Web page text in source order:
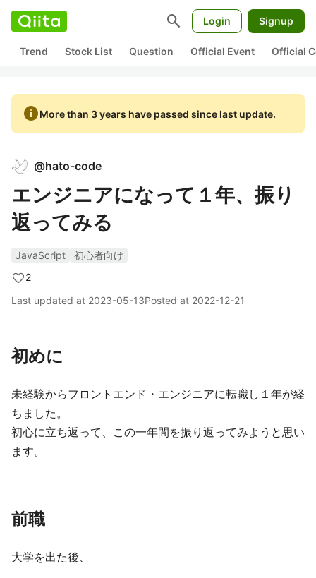
search Login Signup
Trend Stock List Question Official Event Official
infoMore than 3 years have passed since last update.
@hato-code
エンジニアになって１年、振り
返ってみる
JavaScript
初心者向け
2
Last updated at 2023-05-13Posted at 2022-12-21
初めに
未経験からフロントエンド・エンジニアに転職し１年が経
ちました。
初心に立ち返って、この一年間を振り返ってみようと思い
ます。
前職
大学を出た後、